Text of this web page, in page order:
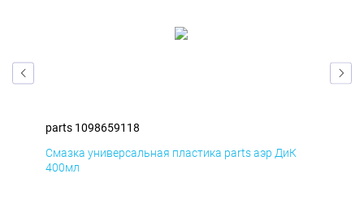
parts 1098659118
Смазка универсальная пластика parts аэр ДиК
400мл